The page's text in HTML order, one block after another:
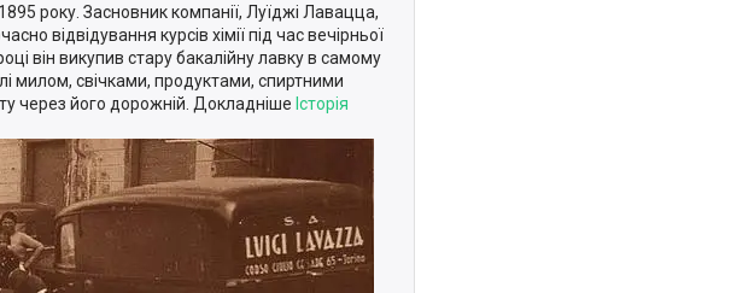
року. Засновник компанії, Луїджі Лавацца,
відвідування курсів хімії під час вечірньої
він викупив стару бакалійну лавку в самому
милом, свічками, продуктами, спиртними
через його дорожній. Докладніше Історія